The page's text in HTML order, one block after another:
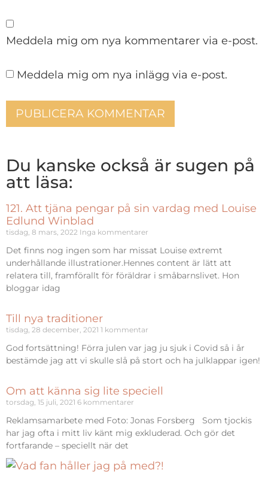
Meddela mig om nya kommentarer via e-post.
Meddela mig om nya inlägg via e-post.
Du kanske också är sugen på
att läsa:
121. Att tjäna pengar på sin vardag med Louise
Edlund Winblad
tisdag, 8 mars, 2022 Inga kommentarer
Det finns nog ingen som har missat Louise extremt
underhållande illustrationer.Hennes content är lätt att
relatera till, framförallt för föräldrar i småbarnslivet. Hon
bloggar idag
Till nya traditioner
tisdag, 28 december, 2021 1 kommentar
God fortsättning! Förra julen var jag ju sjuk i Covid så i år
bestämde jag att vi skulle slå på stort och ha julklappar igen!
Om att känna sig lite speciell
torsdag, 15 juli, 2021 6 kommentarer
Reklamsamarbete med Foto: Jonas Forsberg Som tjockis
har jag ofta i mitt liv känt mig exkluderad. Och gör det
fortfarande – speciellt när det